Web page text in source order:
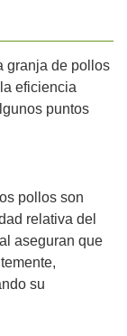
granja de pollos
eficiencia
puntos
pollos son
relativa del
aseguran que
su